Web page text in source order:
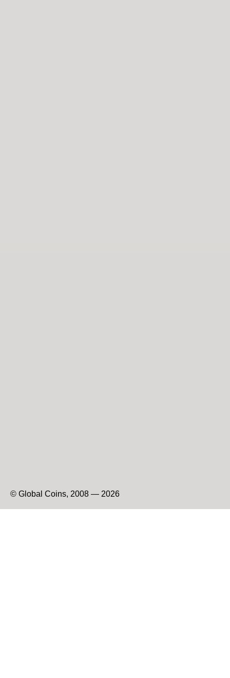
© Global Coins, 2008 — 2026